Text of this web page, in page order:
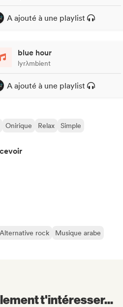
A ajouté à une playlist
blue hour
lyrλmbient
A ajouté à une playlist
Onirique Relax
Simple
Alternative rock
Musique arabe
t'intéresser...